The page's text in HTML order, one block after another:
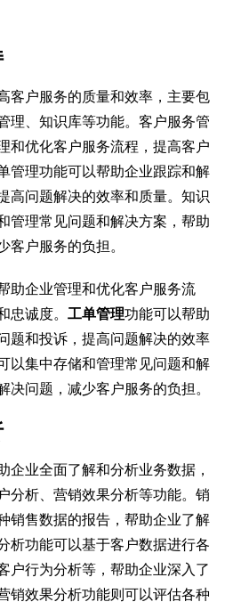
客户服务的质量和效率，主要包
理、知识库等功能。客户服务管
和优化客户服务流程，提高客户
管理功能可以帮助企业跟踪和解
高问题解决的效率和质量。知识
管理常见问题和解决方案，帮助
客户服务的负担。
助企业管理和优化客户服务流
忠诚度。工单管理功能可以帮助
题和投诉，提高问题解决的效率
以集中存储和管理常见问题和解
决问题，减少客户服务的负担。
企业全面了解和分析业务数据，
分析、营销效果分析等功能。销
销售数据的报告，帮助企业了解
析功能可以基于客户数据进行各
户行为分析等，帮助企业深入了
销效果分析功能则可以评估各种